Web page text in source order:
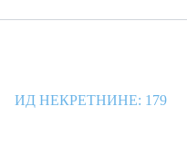
ИД НЕКРЕТНИНЕ: 179